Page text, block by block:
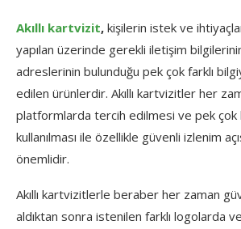
Akıllı kartvizit, kişilerin istek ve
yapılan üzerinde gerekli iletişim
adreslerinin bulunduğu pek çok farklı
edilen ürünlerdir. Akıllı kartvizitler her
platformlarda tercih edilmesi ve pek çok
kullanılması ile özellikle güvenli izlenim
önemlidir.
Akıllı kartvizitlerle beraber her zaman
aldıktan sonra istenilen farklı logolarda